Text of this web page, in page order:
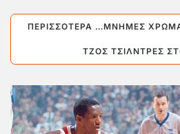
ΠΕΡΙΣΣΌΤΕΡΑ …ΜΝΉΜΕΣ
ΤΖΟΣ ΤΣΊΛΝΤΡΕΣ